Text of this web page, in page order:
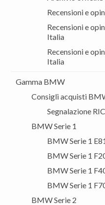
Recensioni e
Recensioni e
Italia
Recensioni e
Italia
Gamma BMW
Consigli acquisti
Segnalazione
BMW Serie 1
BMW Serie 1
BMW Serie 1
BMW Serie 1
BMW Serie 1
BMW Serie 2